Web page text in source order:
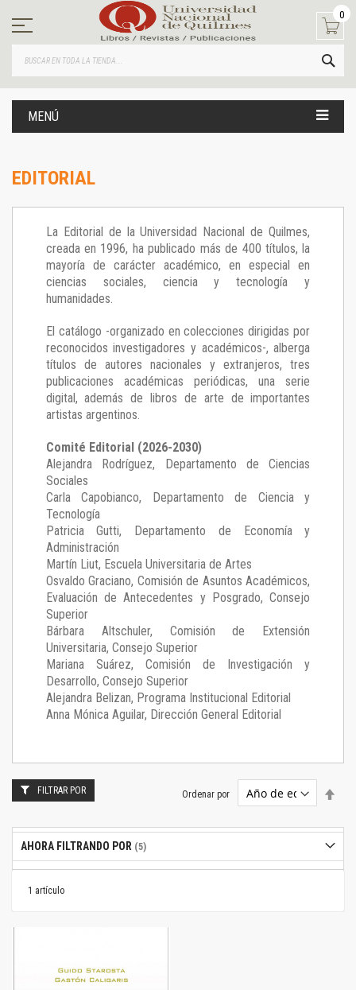
contenido
0
MENÚ
EDITORIAL
La Editorial de la Universidad Nacional de Quilmes,
creada en 1996, ha publicado más de 400 títulos, la
mayoría de carácter académico, en especial en
ciencias sociales, ciencia y tecnología y
humanidades.
El catálogo -organizado en colecciones dirigidas por
reconocidos investigadores y académicos-, alberga
títulos de autores nacionales y extranjeros, tres
publicaciones académicas periódicas, una serie
digital, además de libros de arte de importantes
artistas argentinos.
Comité Editorial (2026-2030)
Alejandra Rodríguez, Departamento de Ciencias
Sociales
Carla Capobianco, Departamento de Ciencia y
Tecnología
Patricia Gutti, Departamento de Economía y
Administración
Martín Liut, Escuela Universitaria de Artes
Osvaldo Graciano, Comisión de Asuntos Académicos,
Evaluación de Antecedentes y Posgrado, Consejo
Superior
Bárbara Altschuler, Comisión de Extensión
Universitaria, Consejo Superior
Mariana Suárez, Comisión de Investigación y
Desarrollo, Consejo Superior
Alejandra Belizan, Programa Institucional Editorial
Anna Mónica Aguilar, Dirección General Editorial
1 artículo
Ordenar por
FILTRAR POR
AHORA FILTRANDO POR